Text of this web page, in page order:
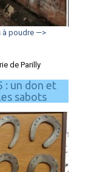
à poudre —>
de Parilly
: un don et
sabots